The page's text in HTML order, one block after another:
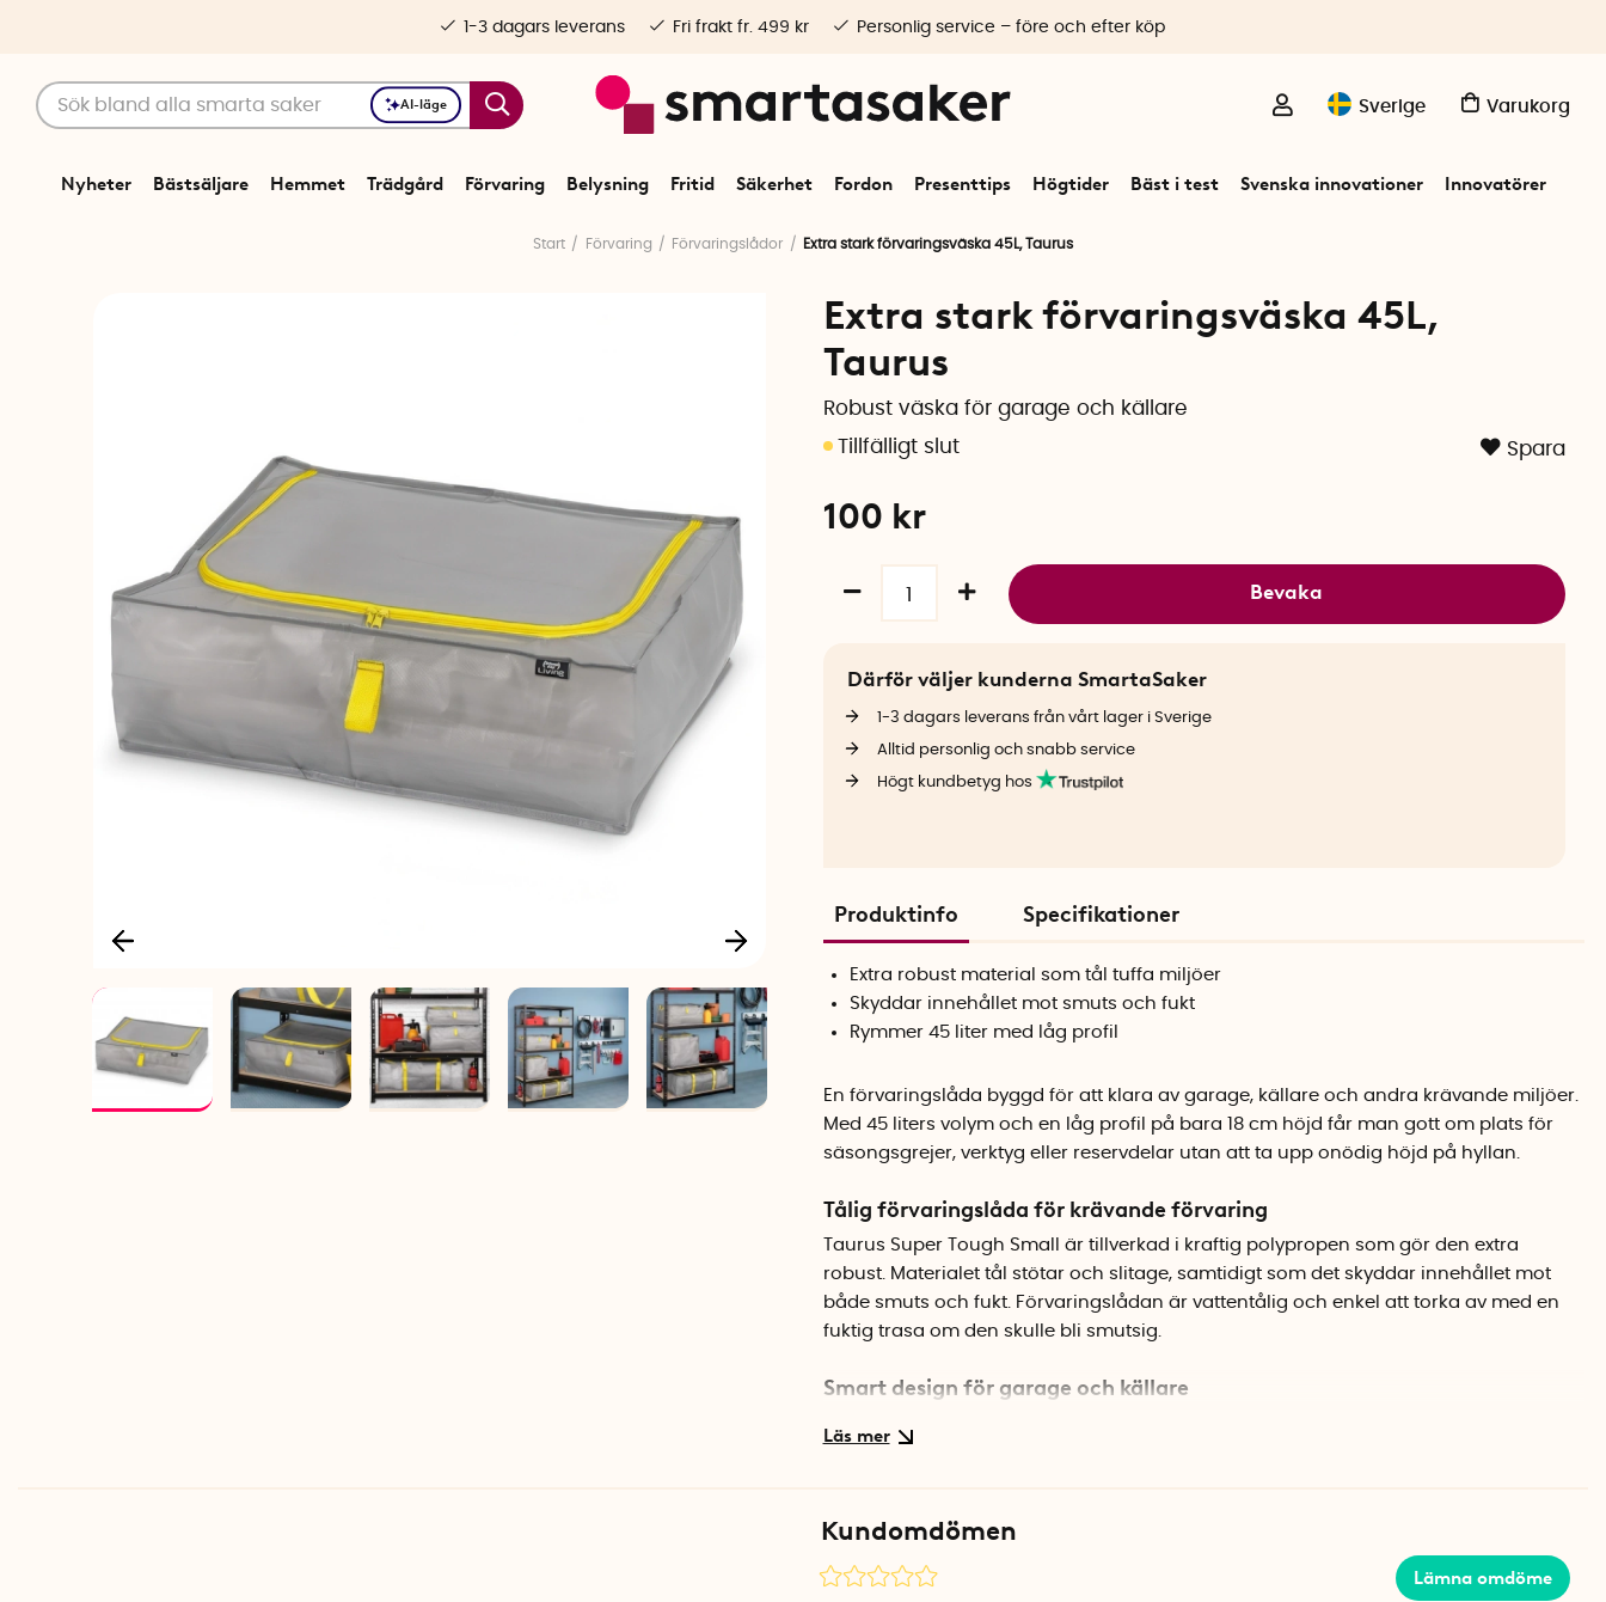
AI-läge Sverige Varukorg
Nyheter Bästsäljare Hemmet Trädgård Förvaring Belysning Fritid Säkerhet Fordon Presenttips Högtider Bäst i test Svenska innovationer Innovatörer
1-3 dagars leverans Fri frakt fr. 499 kr Personlig service – före och efter köp
Start Förvaring Förvaringslådor Extra stark förvaringsväska 45L, Taurus
Extra stark förvaringsväska 45L,
Taurus
Robust väska för garage och källare
Spara
100 kr
Bevaka
Därför väljer kunderna SmartaSaker
1-3 dagars leverans från vårt lager i Sverige
Alltid personlig och snabb service
Högt kundbetyg hos
Produktinfo Specifikationer
Extra robust material som tål tuffa miljöer
Skyddar innehållet mot smuts och fukt
Rymmer 45 liter med låg profil
En förvaringslåda byggd för att klara av garage, källare och andra krävande miljöer.
Med 45 liters volym och en låg profil på bara 18 cm höjd får man gott om plats för
säsongsgrejer, verktyg eller reservdelar utan att ta upp onödig höjd på hyllan.
Tålig förvaringslåda för krävande förvaring
Taurus Super Tough Small är tillverkad i kraftig polypropen som gör den extra
robust. Materialet tål stötar och slitage, samtidigt som det skyddar innehållet mot
både smuts och fukt. Förvaringslådan är vattentålig och enkel att torka av med en
fuktig trasa om den skulle bli smutsig.
Smart design för garage och källare
garageställningen.
Specifikationer
Kundomdömen
Lämna omdöme